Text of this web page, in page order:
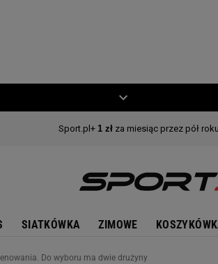
SIATKÓWKA ZIMOWE
Do wyboru ma dwie drużyny